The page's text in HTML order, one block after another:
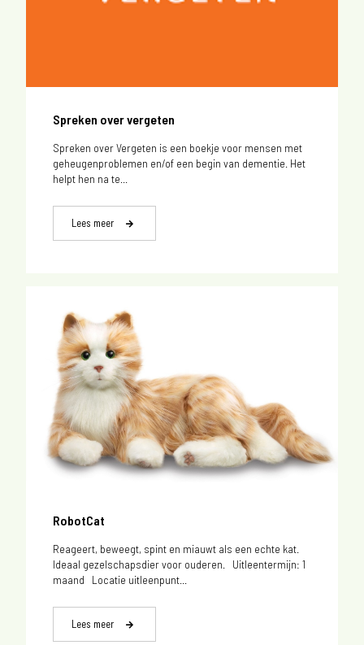
Spreken over vergeten
Spreken over Vergeten is een boekje voor mensen met
geheugenproblemen en/of een begin van dementie. Het
helpt hen na te...
Lees meer
RobotCat
Reageert, beweegt, spint en miauwt als een echte kat.
Ideaal gezelschapsdier voor ouderen. Uitleentermijn: 1
maand Locatie uitleenpunt...
Lees meer